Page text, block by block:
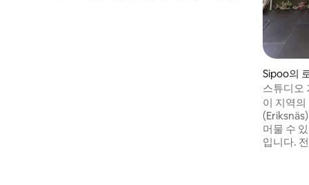
Sipoo의
스튜디오
이 지역
머물 수
입니다.
단, 수면
능한 환